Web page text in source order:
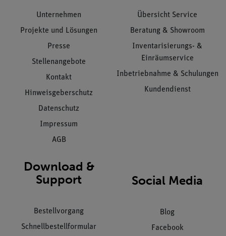
Unternehmen
Projekte und Lösungen
Presse
Stellenangebote
Kontakt
Hinweisgeberschutz
Datenschutz
Impressum
AGB
Übersicht Service
Beratung & Showroom
Inventarisierungs- &
Einräumservice
Inbetriebnahme & Schulungen
Kundendienst
Download &
Support
Bestellvorgang
Schnellbestellformular
Social Media
Blog
Facebook